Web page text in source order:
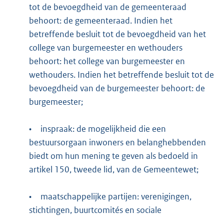
tot de bevoegdheid van de gemeenteraad
behoort: de gemeenteraad. Indien het
betreffende besluit tot de bevoegdheid van het
college van burgemeester en wethouders
behoort: het college van burgemeester en
wethouders. Indien het betreffende besluit tot de
bevoegdheid van de burgemeester behoort: de
burgemeester;
•
inspraak: de mogelijkheid die een
bestuursorgaan inwoners en belanghebbenden
biedt om hun mening te geven als bedoeld in
artikel 150, tweede lid, van de Gemeentewet;
•
maatschappelijke partijen: verenigingen,
stichtingen, buurtcomités en sociale